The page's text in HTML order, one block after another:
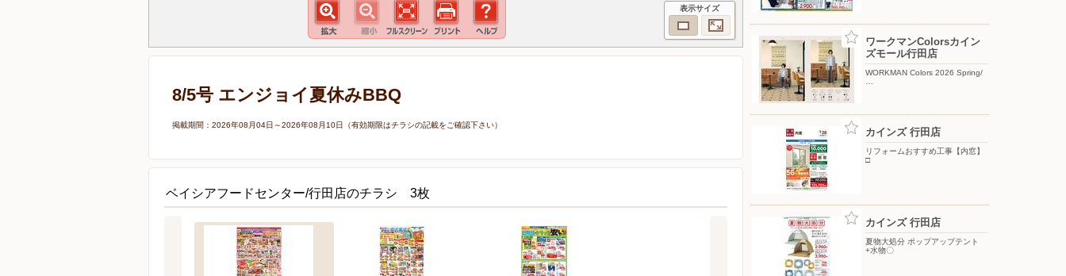
表示サイズ
8/5号 エンジョイ夏休みBBQ
掲載期間：2026年08月04日～2026年08月10日（有効期限はチラシの記載をご確認下さい）
ベイシアフードセンター/行田店のチラシ 3枚
ワークマンColorsカイン
ズモール行田店
WORKMAN Colors 2026 Spring/
カインズ 行田店
リフォームおすすめ工事【内窓】
□
カインズ 行田店
夏物大処分 ポップアップテント
+水物〇